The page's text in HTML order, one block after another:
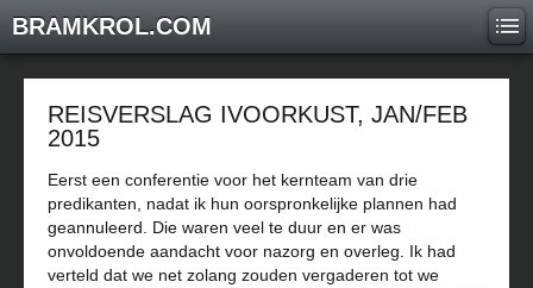
BRAMKROL.COM
REISVERSLAG IVOORKUST, JAN/FEB
2015
Eerst een conferentie voor het kernteam van drie
predikanten, nadat ik hun oorspronkelijke plannen had
geannuleerd. Die waren veel te duur en er was
onvoldoende aandacht voor nazorg en overleg. Ik had
verteld dat we net zolang zouden vergaderen tot we